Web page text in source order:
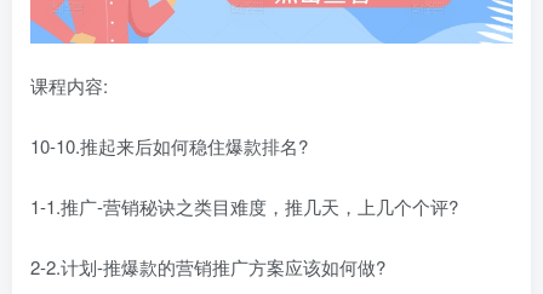
课程内容:
10-10.推起来后如何稳住爆款排名?
1-1.推广-营销秘诀之类目难度，推几天，上几个个评?
2-2.计划-推爆款的营销推广方案应该如何做?